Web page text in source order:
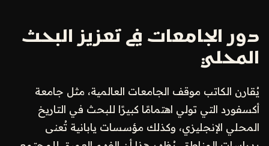
دور الجامعات في تعزيز البحث
المحلي
يُقارن الكاتب موقف الجامعات العالمية، مثل جامعة
أكسفورد التي تولي اهتمامًا كبيرًا للبحث في التاريخ
المحلي الإنجليزي، وكذلك مؤسسات يابانية تُعنى